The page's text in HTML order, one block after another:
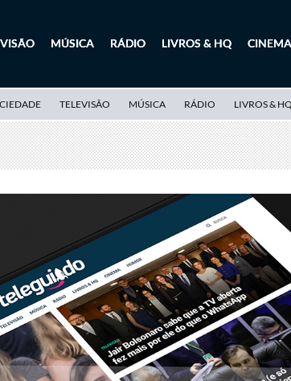
MÚSICA RÁDIO LIVROS & HQ CINEMA
TELEVISÃO MÚSICA RÁDIO LIVROS & HQ